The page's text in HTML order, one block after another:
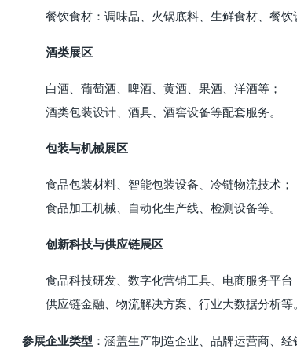
餐饮食材：调味品、火锅底料、生鲜食材、餐饮
酒类展区
白酒、葡萄酒、啤酒、黄酒、果酒、洋酒等；
酒类包装设计、酒具、酒窖设备等配套服务。
包装与机械展区
食品包装材料、智能包装设备、冷链物流技术；
食品加工机械、自动化生产线、检测设备等。
创新科技与供应链展区
食品科技研发、数字化营销工具、电商服务平台
供应链金融、物流解决方案、行业大数据分析等
参展企业类型 ：涵盖生产制造企业、品牌运营商、